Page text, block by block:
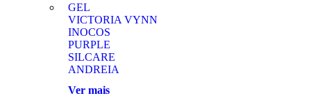
GEL
VICTORIA VYNN
INOCOS
PURPLE
SILCARE
ANDREIA
Ver mais